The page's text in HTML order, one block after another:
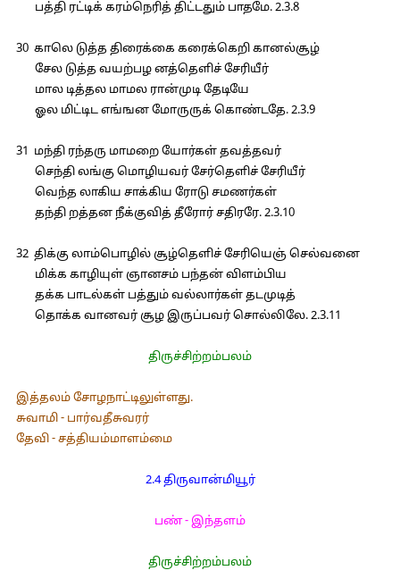
பத்தி ரட்டிக் கரம்நெரித் திட்டதும் பாதமே. 2.3.8
30 காலெ டுத்த திரைக்கை கரைக்கெறி கானல்சூழ்
சேல டுத்த வயற்பழ னத்தெளிச் சேரியீர்
மால டித்தல மாமல ரான்முடி தேடியே
ஓல மிட்டிட எங்ஙன மோருருக் கொண்டதே. 2.3.9
31 மந்தி ரந்தரு மாமறை யோர்கள் தவத்தவர்
செந்தி லங்கு மொழியவர் சேர்தெளிச் சேரியீர்
வெந்த லாகிய சாக்கிய ரோடு சமணர்கள்
தந்தி றத்தன நீக்குவித் தீரோர் சதிரரே. 2.3.10
32 திக்கு லாம்பொழில் சூழ்தெளிச் சேரியெஞ் செல்வனை
மிக்க காழியுள் ஞானசம் பந்தன் விளம்பிய
தக்க பாடல்கள் பத்தும் வல்லார்கள் தடமுடித்
தொக்க வானவர் சூழ இருப்பவர் சொல்லிலே. 2.3.11
திருச்சிற்றம்பலம்
இத்தலம் சோழநாட்டிலுள்ளது.
சுவாமி - பார்வதீசுவரர்
தேவி - சத்தியம்மாளம்மை
2.4 திருவான்மியூர்
பண் - இந்தளம்
திருச்சிற்றம்பலம்